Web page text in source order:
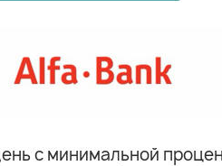
с минимальной